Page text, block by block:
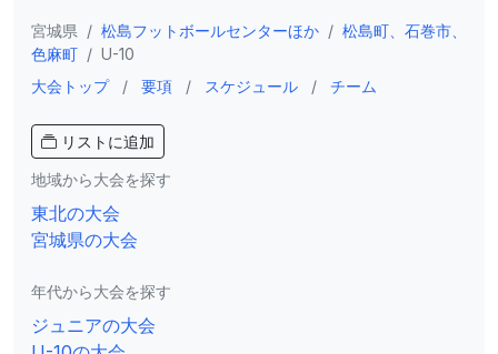
宮城県 / 松島フットボールセンターほか / 松島町、石巻市、
色麻町 / U-10
大会トップ
/ 要項 / スケジュール / チーム
リストに追加
地域から大会を探す
東北の大会
宮城県の大会
年代から大会を探す
ジュニアの大会